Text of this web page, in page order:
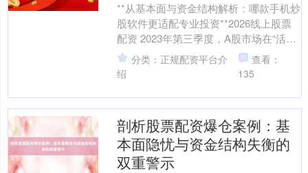
**从基本面与资金结构解析：哪款手机炒
股软件更适配专业投资**2026线上股票
配资 2023年第三季度，A股市场在“活跃
资本市场”政策基调下呈现结构性分化，
日均....
分类：正规配资平台介
绍
查看：
135
剖析股票配资爆仓案例：基
本面隐忧与资金结构失衡的
双重警示